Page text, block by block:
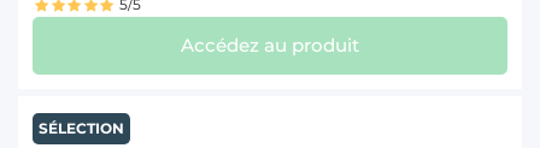
5/5
Accédez au produit
SÉLECTION